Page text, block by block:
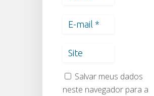
Salvar meus dados
neste navegador para a